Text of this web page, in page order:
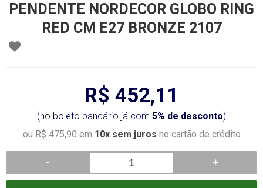
PENDENTE NORDECOR GLOBO RING
RED CM E27 BRONZE 2107
R$ 452,11
(no boleto bancário já com 5% de desconto)
ou R$ 475,90 em 10x sem juros no cartão de crédito
- +